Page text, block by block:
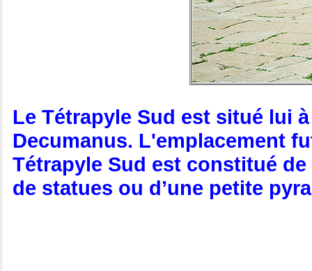
Le Tétrapyle Sud est situé lui
Decumanus. L'emplacement
Tétrapyle Sud est constitué
de statues ou d’une petite